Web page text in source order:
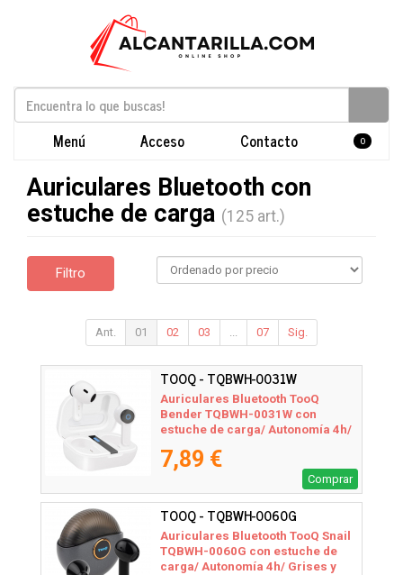
Menú Acceso Contacto 0
Auriculares Bluetooth con
estuche de carga (125 art.)
Filtro
Ant. 01 02 03 07 Sig.
TOOQ - TQBWH-0031W
Auriculares Bluetooth TooQ
Bender TQBWH-0031W con
estuche de carga/ Autonomía 4h/
7,89 €
Comprar
TOOQ - TQBWH-0060G
Auriculares Bluetooth TooQ Snail
TQBWH-0060G con estuche de
carga/ Autonomía 4h/ Grises y